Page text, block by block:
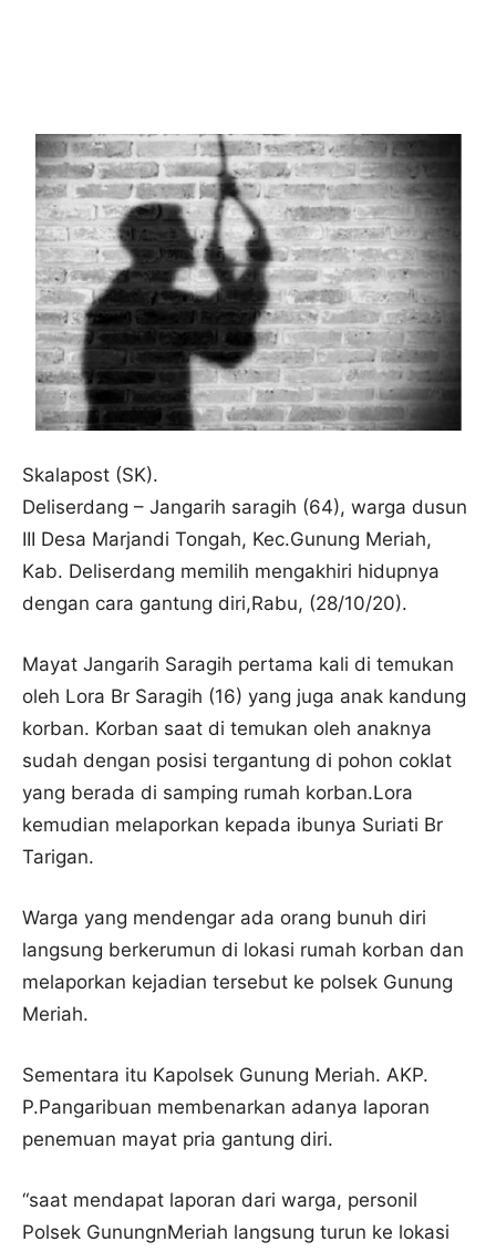
Skalapost (SK).
Deliserdang – Jangarih saragih (64), warga dusun
III Desa Marjandi Tongah, Kec.Gunung Meriah,
Kab. Deliserdang memilih mengakhiri hidupnya
dengan cara gantung diri,Rabu, (28/10/20).
Mayat Jangarih Saragih pertama kali di temukan
oleh Lora Br Saragih (16) yang juga anak kandung
korban. Korban saat di temukan oleh anaknya
sudah dengan posisi tergantung di pohon coklat
yang berada di samping rumah korban.Lora
kemudian melaporkan kepada ibunya Suriati Br
Tarigan.
Warga yang mendengar ada orang bunuh diri
langsung berkerumun di lokasi rumah korban dan
melaporkan kejadian tersebut ke polsek Gunung
Meriah.
Sementara itu Kapolsek Gunung Meriah. AKP.
P.Pangaribuan membenarkan adanya laporan
penemuan mayat pria gantung diri.
“saat mendapat laporan dari warga, personil
Polsek GunungnMeriah langsung turun ke lokasi